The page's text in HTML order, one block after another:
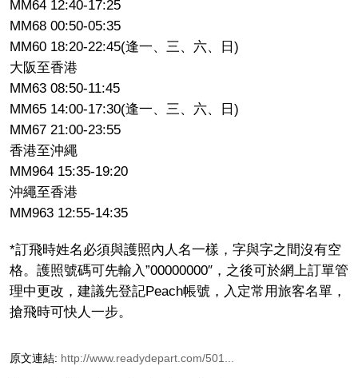
MM64 12:40-17:25
MM68 00:50-05:35
MM60 18:20-22:45(逢一、三、六、日)
大阪至香港
MM63 08:50-11:45
MM65 14:00-17:30(逢一、三、六、日)
MM67 21:00-23:55
香港至沖繩
MM964 15:35-19:20
沖繩至香港
MM963 12:55-14:35
*訂飛時姓名必須與護照內人名一樣，字與字之間沒有空
格。護照號碼可先輸入”00000000″，之後可於網上訂單管
理中更改，建議先登記Peach帳號，入定常用旅客名單，
搶飛時可快人一步。
原文連結: http://www.readydepart.com/501...